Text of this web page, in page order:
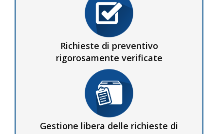
Richieste di preventivo
rigorosamente verificate
Gestione libera delle richieste di